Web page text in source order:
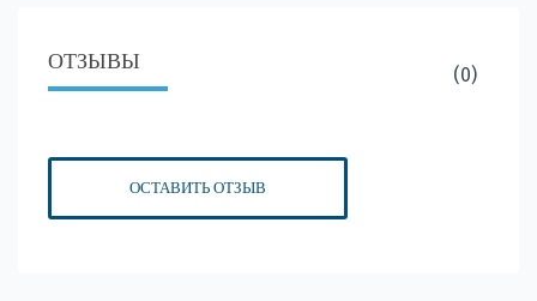
ОТЗЫВЫ
(0)
ОСТАВИТЬ ОТЗЫВ